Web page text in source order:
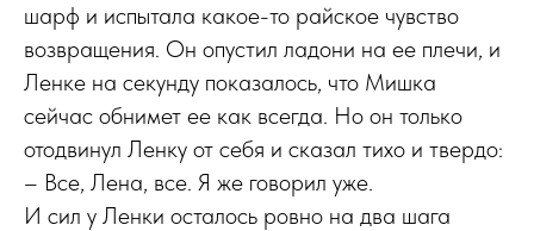
шарф и испытала какое-то райское чувство
возвращения. Он опустил ладони на ее плечи, и
Ленке на секунду показалось, что Мишка
сейчас обнимет ее как всегда. Но он только
отодвинул Ленку от себя и сказал тихо и твердо:
– Все, Лена, все. Я же говорил уже.
И сил у Ленки осталось ровно на два шага